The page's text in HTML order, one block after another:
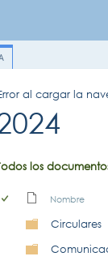
al cargar la
los
Nombre
Circulares